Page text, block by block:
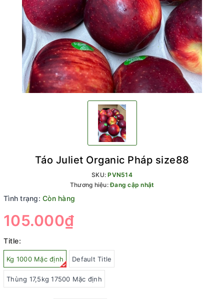
Táo Juliet Organic Pháp size88
SKU:PVN514
Thương hiệu:Đang cập nhật
Tình trạng: Còn hàng
105.000₫
Title:
Kg 1000 Mặc định Default Title
Thùng 17,5kg 17500 Mặc định